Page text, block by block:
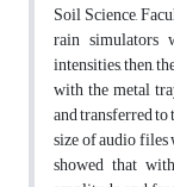
Soil Science,
rain simulators
intensities, then,
with the metal
and transferred
size of audio
showed that